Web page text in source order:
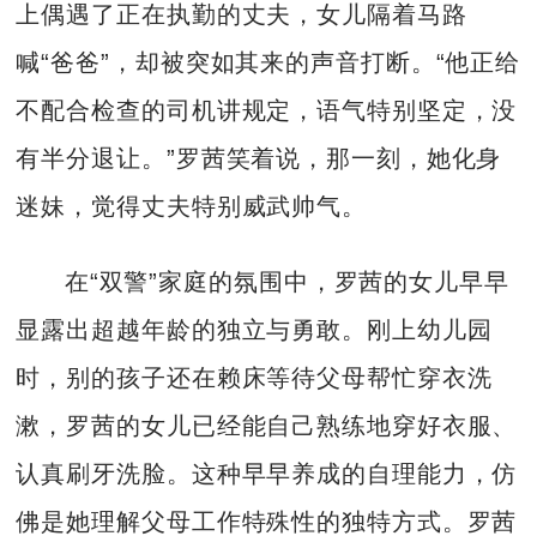
上偶遇了正在执勤的丈夫，女儿隔着马路
喊“爸爸”，却被突如其来的声音打断。“他正给
不配合检查的司机讲规定，语气特别坚定，没
有半分退让。”罗茜笑着说，那一刻，她化身
迷妹，觉得丈夫特别威武帅气。
在“双警”家庭的氛围中，罗茜的女儿早早
显露出超越年龄的独立与勇敢。刚上幼儿园
时，别的孩子还在赖床等待父母帮忙穿衣洗
漱，罗茜的女儿已经能自己熟练地穿好衣服、
认真刷牙洗脸。这种早早养成的自理能力，仿
佛是她理解父母工作特殊性的独特方式。罗茜